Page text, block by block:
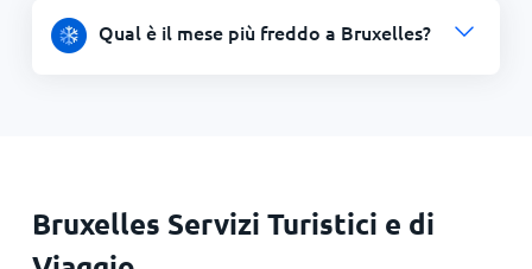
Qual è il mese più freddo a Bruxelles?
Bruxelles Servizi Turistici e di